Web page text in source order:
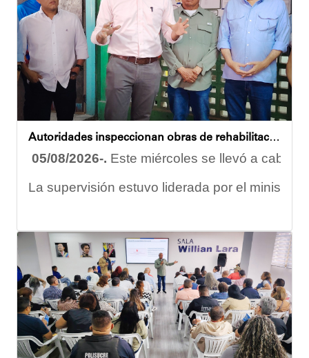
Esta iniciativa se enmarca en la política social
Oskarina Rosso
Autoridades inspeccionan obras de rehabilitación en la U.E.N. José Antonio Calcaño en Caucagüita
05/08/2026-. Este miércoles se llevó a cabo
La supervisión estuvo liderada por el ministro
Las obras en ejecución contemplan la pintura
El alcalde Diógenes Lara expresó sus
"Damos las gracias por esta recuperación en
​Por su parte, el gobernador del estado
​"Tenemos un desafío en todo el estado